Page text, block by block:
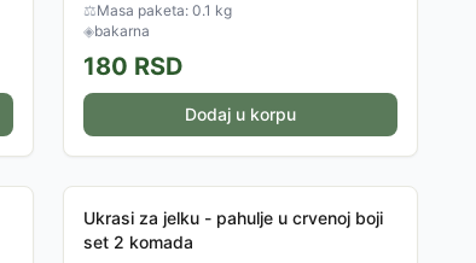
⚖Masa paketa: 0.1 kg
◈bakarna
180 RSD
Dodaj u korpu
Ukrasi za jelku - pahulje u crvenoj boji
set 2 komada